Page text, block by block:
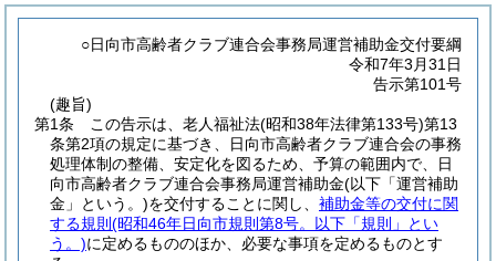
○日向市高齢者クラブ連合会事務局運営補助金交付要綱
令和7年3月31日
告示第101号
(趣旨)
第1条
この告示は、老人福祉法(昭和38年法律第133号)第13
条第2項の規定に基づき、日向市高齢者クラブ連合会の事務
処理体制の整備、安定化を図るため、予算の範囲内で、日
向市高齢者クラブ連合会事務局運営補助金(以下「運営補助
金」という。)を交付することに関し、 補助金等の交付に関
する規則 (昭和46年日向市規則第8号。以下「規則」とい
う。)に定めるもののほか、必要な事項を定めるものとす